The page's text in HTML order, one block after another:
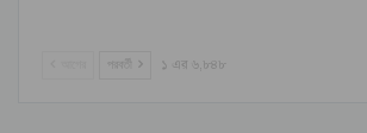
পরবর্তী ১ এর ৬,৮৪৮